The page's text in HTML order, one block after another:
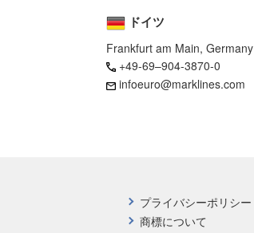
ドイツ
Frankfurt am Main, Germany
+49-69–904-3870-0
infoeuro@marklines.com
プライバシーポリシー
商標について